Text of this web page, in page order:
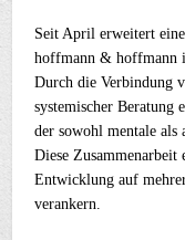
Seit April erweitert
hoffmann & hoffmann
Durch die Verbindung
systemischer Beratung
der sowohl mentale als
Diese
Entwicklung auf
verankern.